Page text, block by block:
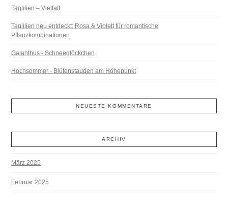
Taglilien – Vielfalt
Taglilien neu entdeckt: Rosa & Violett für romantische
Pflanzkombinationen
Galanthus - Schneeglöckchen
Hochsommer - Blütenstauden am Höhepunkt
NEUESTE KOMMENTARE
ARCHIV
März 2025
Februar 2025